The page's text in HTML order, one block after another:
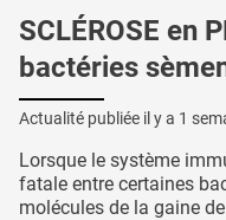
SCLÉROSE en
bactéries
Actualité publiée il y a 1
Lorsque le système
fatale entre certaines
molécules de la gaine